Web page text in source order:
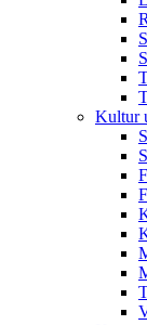
Kultur